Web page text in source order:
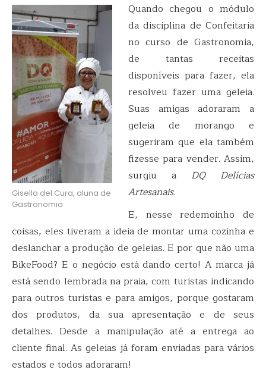
Gisella del Cura, aluna de
Gastronomia
Quando chegou o módulo
da disciplina de Confeitaria
no curso de Gastronomia,
de tantas receitas
disponíveis para fazer, ela
resolveu fazer uma geleia.
Suas amigas adoraram a
geleia de morango e
sugeriram que ela também
fizesse para vender. Assim,
surgiu a DQ Delícias
Artesanais.
E, nesse redemoinho de
coisas, eles tiveram a ideia de montar uma cozinha e
deslanchar a produção de geleias. E por que não uma
BikeFood? E o negócio está dando certo! A marca já
está sendo lembrada na praia, com turistas indicando
para outros turistas e para amigos, porque gostaram
dos produtos, da sua apresentação e de seus
detalhes. Desde a manipulação até a entrega ao
cliente final. As geleias já foram enviadas para vários
estados e todos adoraram!